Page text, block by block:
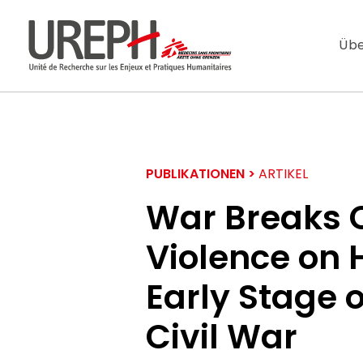
PUBLIKATIONEN >ARTIKEL
War Breaks
Violence on
Early Stage
Civil War
S'ABONNER
Ne manquez